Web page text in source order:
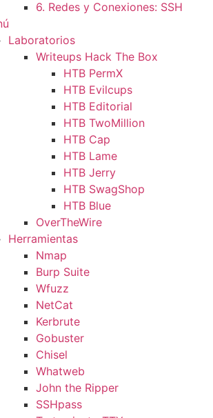
6. Redes y Conexiones: SSH
Laboratorios
Writeups Hack The Box
HTB PermX
HTB Evilcups
HTB Editorial
HTB TwoMillion
HTB Cap
HTB Lame
HTB Jerry
HTB SwagShop
HTB Blue
OverTheWire
Herramientas
Nmap
Burp Suite
Wfuzz
NetCat
Kerbrute
Gobuster
Chisel
Whatweb
John the Ripper
SSHpass